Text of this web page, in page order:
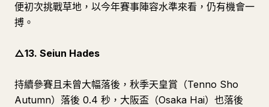
便初次挑戰草地，以今年賽事陣容水準來看，仍有機會一
搏。
△13. Seiun Hades
持續參賽且未曾大幅落後，秋季天皇賞（Tenno Sho
Autumn）落後 0.4 秒，大阪盃（Osaka Hai）也落後